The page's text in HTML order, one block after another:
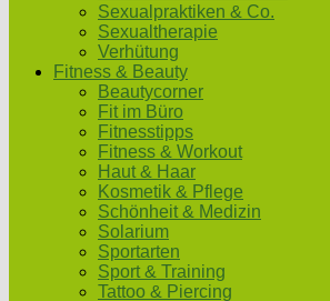
Sexualpraktiken & Co.
Sexualtherapie
Verhütung
Fitness & Beauty
Beautycorner
Fit im Büro
Fitnesstipps
Fitness & Workout
Haut & Haar
Kosmetik & Pflege
Schönheit & Medizin
Solarium
Sportarten
Sport & Training
Tattoo & Piercing